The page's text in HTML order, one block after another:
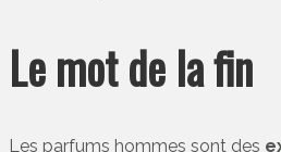
Le mot de la fin
Les parfums hommes sont des